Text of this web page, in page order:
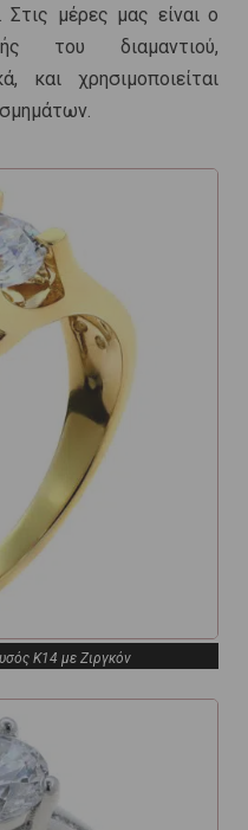
Στις μέρες μας είναι ο
του διαμαντιού,
και χρησιμοποιείται
Κ14 με Ζιργκόν